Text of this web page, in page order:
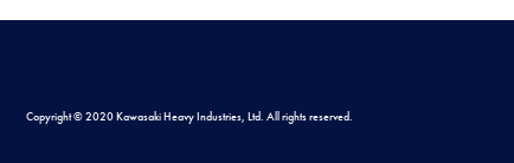
Copyright © 2020 Kawasaki Heavy Industries, Ltd. All rights reserved.